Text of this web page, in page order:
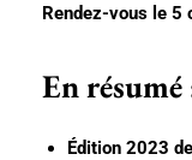
Rendez-vous le 5
En résumé
Édition 2023